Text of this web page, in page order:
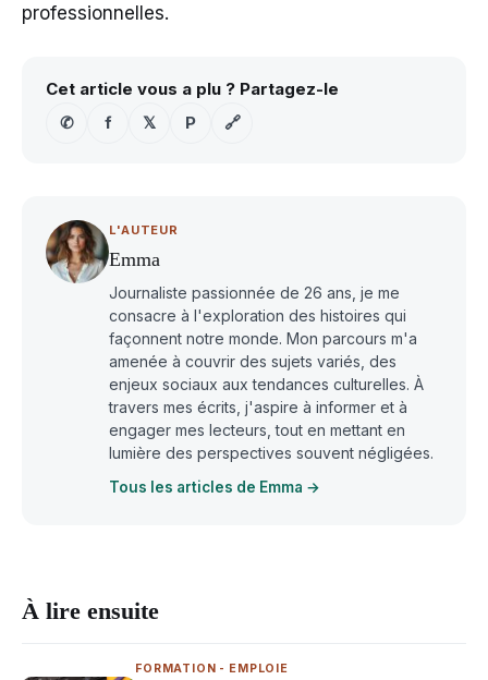
professionnelles.
Cet article vous a plu ? Partagez-le
✆
f 𝕏 P 🔗
L'AUTEUR
Emma
Journaliste passionnée de 26 ans, je me
consacre à l'exploration des histoires qui
façonnent notre monde. Mon parcours m'a
amenée à couvrir des sujets variés, des
enjeux sociaux aux tendances culturelles. À
travers mes écrits, j'aspire à informer et à
engager mes lecteurs, tout en mettant en
lumière des perspectives souvent négligées.
Tous les articles de Emma →
À lire ensuite
FORMATION - EMPLOIE